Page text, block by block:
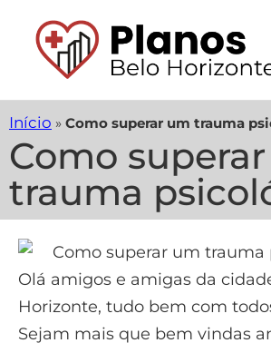
Início » Como superar um trauma
Como
trauma
Olá amigos e amigas da
Horizonte, tudo bem com
Sejam mais que bem vindas